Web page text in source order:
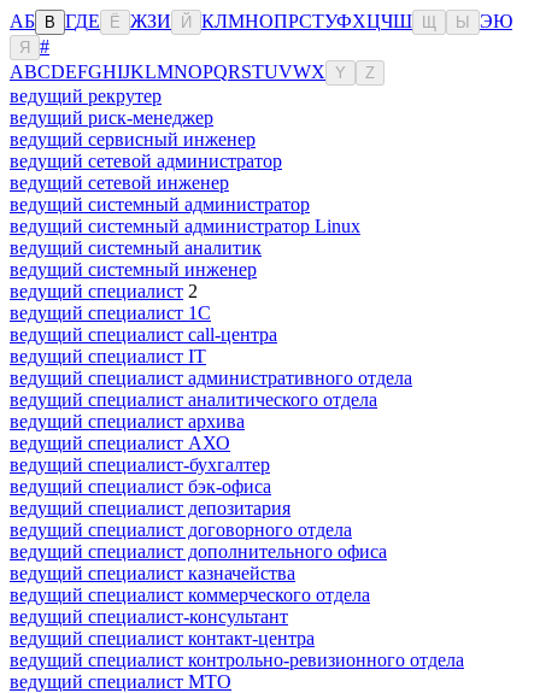
АБ В ГДЕ Ё ЖЗИ Й КЛМНОПРСТУФХЦЧШ Ы ЭЮ
Я
#
ABCDEFGHIJKLMNOPQRSTUVWX Y Z
ведущий рекрутер
ведущий риск-менеджер
ведущий сервисный инженер
ведущий сетевой администратор
ведущий сетевой инженер
ведущий системный администратор
ведущий системный администратор Linux
ведущий системный аналитик
ведущий системный инженер
ведущий специалист 2
ведущий специалист 1С
ведущий специалист call-центра
ведущий специалист IT
ведущий специалист административного отдела
ведущий специалист аналитического отдела
ведущий специалист архива
ведущий специалист АХО
ведущий специалист-бухгалтер
ведущий специалист бэк-офиса
ведущий специалист депозитария
ведущий специалист договорного отдела
ведущий специалист дополнительного офиса
ведущий специалист казначейства
ведущий специалист коммерческого отдела
ведущий специалист-консультант
ведущий специалист контакт-центра
ведущий специалист контрольно-ревизионного отдела
ведущий специалист МТО